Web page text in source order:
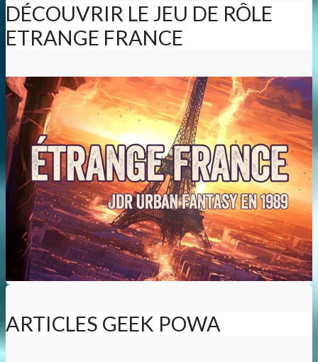
DÉCOUVRIR LE JEU DE RÔLE
ETRANGE FRANCE
ARTICLES GEEK POWA